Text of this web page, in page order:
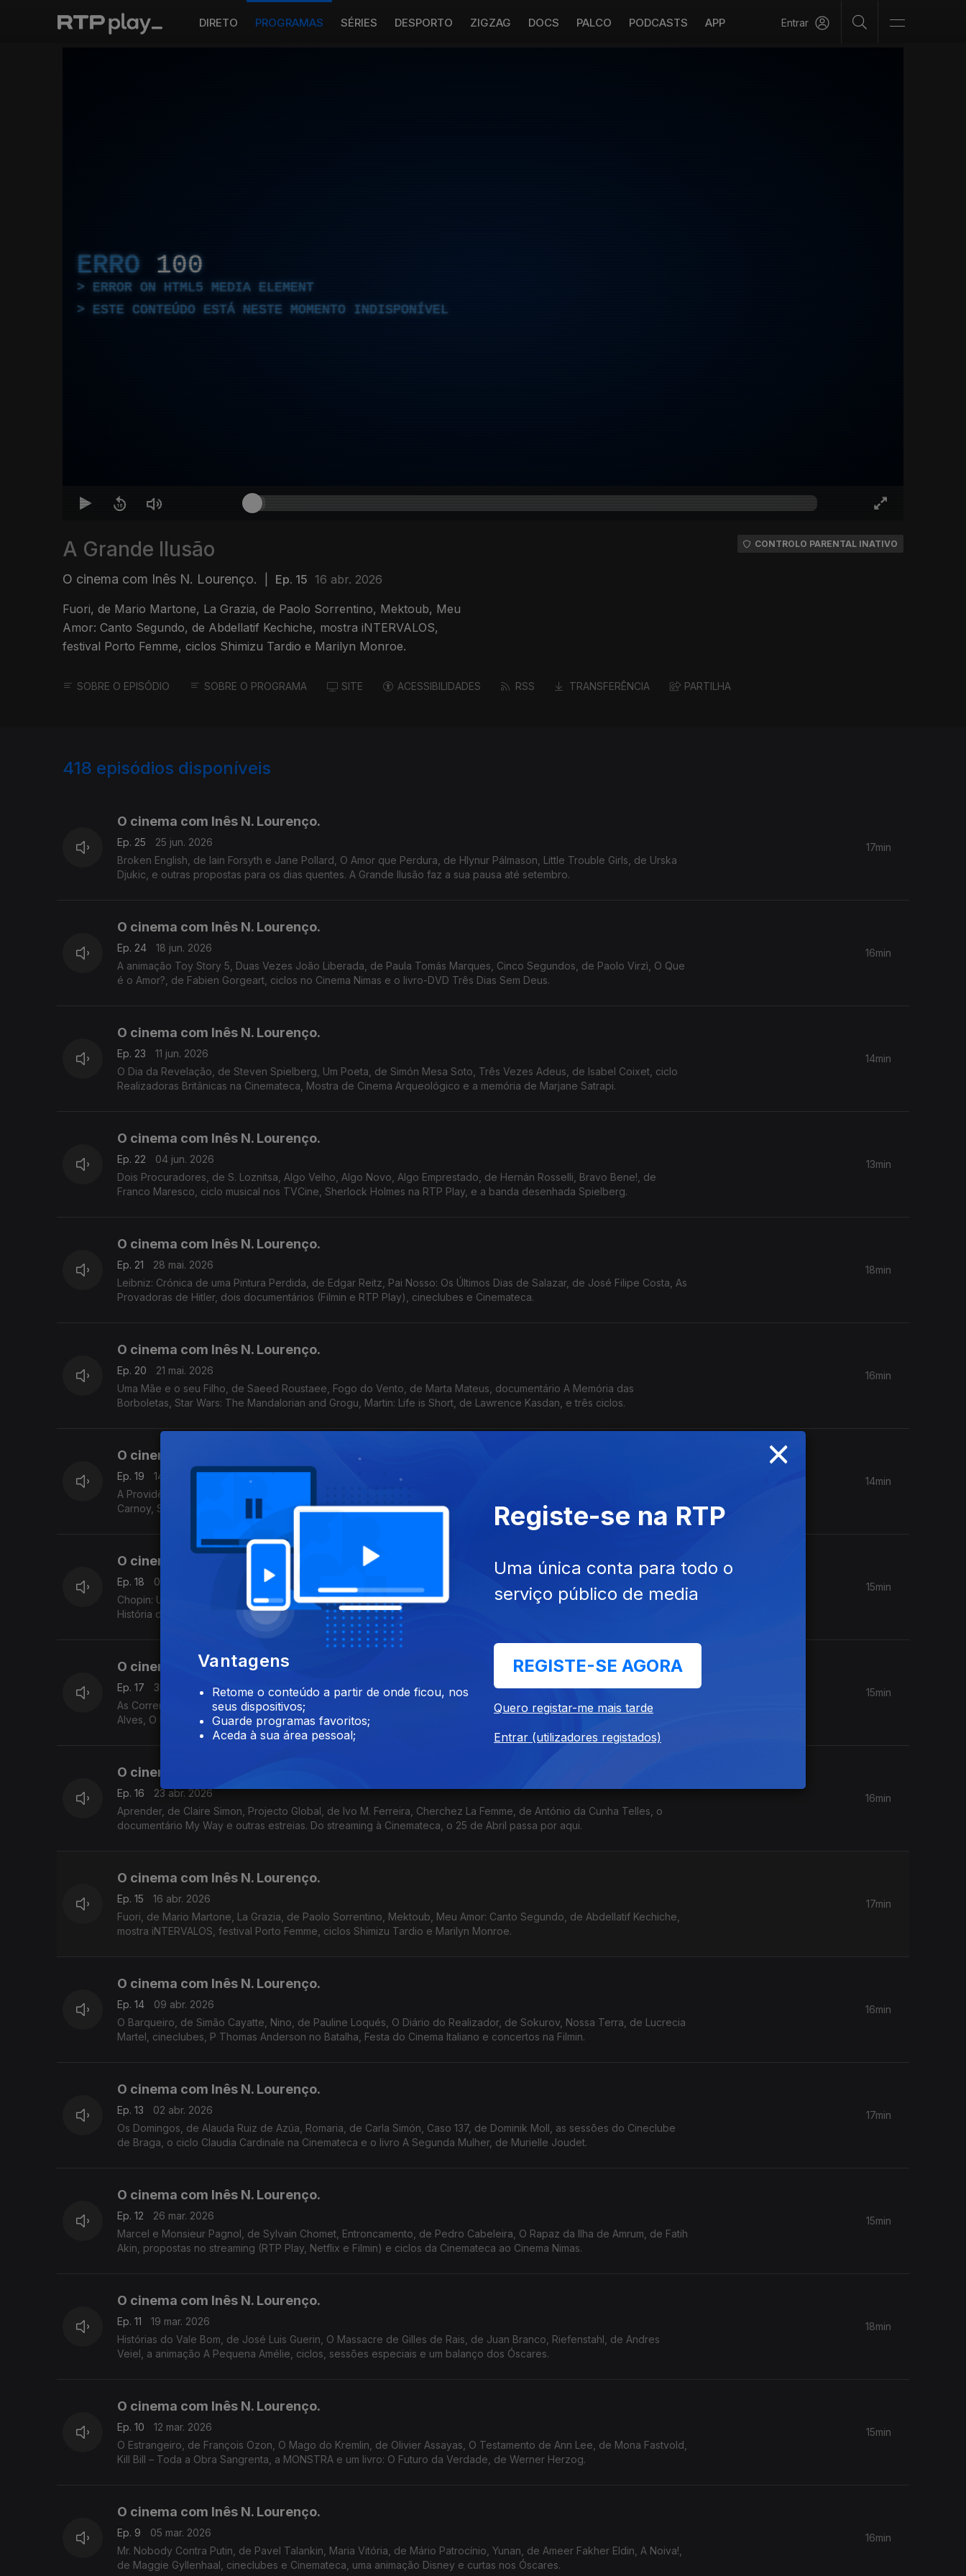
DIRETO PROGRAMAS SÉRIES DESPORTO ZIGZAG DOCS PALCO PODCASTS APP Entrar
ERRO 100
ERROR ON HTML5 MEDIA ELEMENT
ESTE CONTEÚDO ESTÁ NESTE MOMENTO INDISPONÍVEL
A Grande Ilusão
O cinema com Inês N. Lourenço. Ep. 15 16 abr. 2026
Fuori, de Mario Martone, La Grazia, de Paolo Sorrentino, Mektoub, Meu
Amor: Canto Segundo, de Abdellatif Kechiche, mostra iNTERVALOS,
festival Porto Femme, ciclos Shimizu Tardio e Marilyn Monroe.
CONTROLO PARENTAL INATIVO
SOBRE O EPISÓDIO SOBRE O PROGRAMA SITE ACESSIBILIDADES RSS TRANSFERÊNCIA PARTILHA
418 episódios disponíveis
O cinema com Inês N. Lourenço.
Ep. 25
25 jun. 2026
Broken English, de Iain Forsyth e Jane Pollard, O Amor que Perdura, de Hlynur Pálmason, Little Trouble Girls, de Urska
Djukic, e outras propostas para os dias quentes. A Grande Ilusão faz a sua pausa até setembro.
17min
O cinema com Inês N. Lourenço.
Ep. 24
18 jun. 2026
A animação Toy Story 5, Duas Vezes João Liberada, de Paula Tomás Marques, Cinco Segundos, de Paolo Virzì, O Que
é o Amor?, de Fabien Gorgeart, ciclos no Cinema Nimas e o livro-DVD Três Dias Sem Deus.
16min
O cinema com Inês N. Lourenço.
Ep. 23
11 jun. 2026
O Dia da Revelação, de Steven Spielberg, Um Poeta, de Simón Mesa Soto, Três Vezes Adeus, de Isabel Coixet, ciclo
Realizadoras Britânicas na Cinemateca, Mostra de Cinema Arqueológico e a memória de Marjane Satrapi.
14min
O cinema com Inês N. Lourenço.
Ep. 22
04 jun. 2026
Dois Procuradores, de S. Loznitsa, Algo Velho, Algo Novo, Algo Emprestado, de Hernán Rosselli, Bravo Bene!, de
Franco Maresco, ciclo musical nos TVCine, Sherlock Holmes na RTP Play, e a banda desenhada Spielberg.
13min
O cinema com Inês N. Lourenço.
Ep. 21
28 mai. 2026
Leibniz: Crónica de uma Pintura Perdida, de Edgar Reitz, Pai Nosso: Os Últimos Dias de Salazar, de José Filipe Costa, As
Provadoras de Hitler, dois documentários (Filmin e RTP Play), cineclubes e Cinemateca.
18min
O cinema com Inês N. Lourenço.
Ep. 20
21 mai. 2026
Uma Mãe e o seu Filho, de Saeed Roustaee, Fogo do Vento, de Marta Mateus, documentário A Memória das
Borboletas, Star Wars: The Mandalorian and Grogu, Martin: Life is Short, de Lawrence Kasdan, e três ciclos.
16min
O cinema com Inês N. Lourenço.
Ep. 19
14 mai. 2026
A Providência e a Guitarra, de João Nicolau, As Águias da República, de Tarik Saleh, A Dança das Raposas, de Valéry
Carnoy, Soco a Soco, de Diogo Varela Silva, cineclubes, ciclos e uma sessão À Pala de Walsh.
14min
O cinema com Inês N. Lourenço.
Ep. 18
07 mai. 2026
Chopin: Uma Sonata em Paris, de Michal Kwiecinski, Linguagem Universal, de Matthew Rankin, O Encantador (RTP Play),
História de um Gorila: por David Attenborough (Netflix), cineclubes, Festival Mental e Cinemateca.
15min
O cinema com Inês N. Lourenço.
Ep. 17
30 abr. 2026
As Correntes, de Milagros Mumenthaler, Divina Comédia, de Ali Asgari, Sonhos, de Michel Franco, Damas, de Cláudia
Alves, O Diabo Veste Prada 2, maio no Cineclube de Braga, Encontros de Cinema de Viana e IndieLisboa.
15min
O cinema com Inês N. Lourenço.
Ep. 16
23 abr. 2026
Aprender, de Claire Simon, Projecto Global, de Ivo M. Ferreira, Cherchez La Femme, de António da Cunha Telles, o
documentário My Way e outras estreias. Do streaming à Cinemateca, o 25 de Abril passa por aqui.
16min
O cinema com Inês N. Lourenço.
Ep. 15
16 abr. 2026
Fuori, de Mario Martone, La Grazia, de Paolo Sorrentino, Mektoub, Meu Amor: Canto Segundo, de Abdellatif Kechiche,
mostra iNTERVALOS, festival Porto Femme, ciclos Shimizu Tardio e Marilyn Monroe.
17min
O cinema com Inês N. Lourenço.
Ep. 14
09 abr. 2026
O Barqueiro, de Simão Cayatte, Nino, de Pauline Loqués, O Diário do Realizador, de Sokurov, Nossa Terra, de Lucrecia
Martel, cineclubes, P Thomas Anderson no Batalha, Festa do Cinema Italiano e concertos na Filmin.
16min
O cinema com Inês N. Lourenço.
Ep. 13
02 abr. 2026
Os Domingos, de Alauda Ruiz de Azúa, Romaria, de Carla Simón, Caso 137, de Dominik Moll, as sessões do Cineclube
de Braga, o ciclo Claudia Cardinale na Cinemateca e o livro A Segunda Mulher, de Murielle Joudet.
17min
O cinema com Inês N. Lourenço.
Ep. 12
26 mar. 2026
Marcel e Monsieur Pagnol, de Sylvain Chomet, Entroncamento, de Pedro Cabeleira, O Rapaz da Ilha de Amrum, de Fatih
Akin, propostas no streaming (RTP Play, Netflix e Filmin) e ciclos da Cinemateca ao Cinema Nimas.
15min
O cinema com Inês N. Lourenço.
Ep. 11
19 mar. 2026
Histórias do Vale Bom, de José Luis Guerin, O Massacre de Gilles de Rais, de Juan Branco, Riefenstahl, de Andres
Veiel, a animação A Pequena Amélie, ciclos, sessões especiais e um balanço dos Óscares.
18min
O cinema com Inês N. Lourenço.
Ep. 10
12 mar. 2026
O Estrangeiro, de François Ozon, O Mago do Kremlin, de Olivier Assayas, O Testamento de Ann Lee, de Mona Fastvold,
Kill Bill – Toda a Obra Sangrenta, a MONSTRA e um livro: O Futuro da Verdade, de Werner Herzog.
15min
O cinema com Inês N. Lourenço.
Ep. 9
05 mar. 2026
Mr. Nobody Contra Putin, de Pavel Talankin, Maria Vitória, de Mário Patrocínio, Yunan, de Ameer Fakher Eldin, A Noiva!,
de Maggie Gyllenhaal, cineclubes e Cinemateca, uma animação Disney e curtas nos Óscares.
16min
×
Vantagens
Retome o conteúdo a partir de onde ficou, nos
seus dispositivos;
Guarde programas favoritos;
Aceda à sua área pessoal;
Registe-se na RTP
Uma única conta para todo o
serviço público de media
REGISTE-SE AGORA
Quero registar-me mais tarde
Entrar (utilizadores registados)